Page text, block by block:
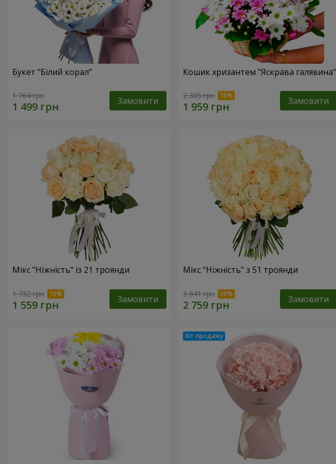
Букет "Білий корал"
1 764 грн Замовити
Кошик хризантем "Яскрава галявина"
2 305 грн Замовити
Мікс "Ніжність" із 21 троянди
1 732 грн Замовити
Мікс "Ніжність" з 51 троянди
3 941 грн Замовити